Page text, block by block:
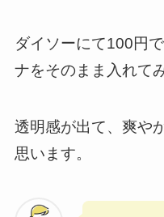
ダイソーにて100円
ナをそのまま入れて
透明感が出て、爽や
思います。